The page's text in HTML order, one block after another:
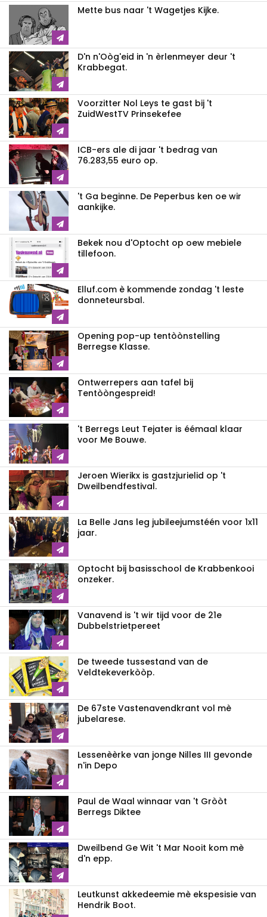
Mette bus naar 't Wagetjes Kijke.
D'n n'Oòg'eid in 'n èrlenmeyer deur 't
Krabbegat.
Voorzitter Nol Leys te gast bij 't
ZuidWestTV Prinsekefee
ICB-ers ale di jaar 't bedrag van
76.283,55 euro op.
't Ga beginne. De Peperbus ken oe wir
aankijke.
Bekek nou d'Optocht op oew mebiele
tillefoon.
Elluf.com è kommende zondag 't leste
donneteursbal.
Opening pop-up tentòònstelling
Berregse Klasse.
Ontwerrepers aan tafel bij
Tentòòngespreid!
't Berregs Leut Tejater is éémaal klaar
voor Me Bouwe.
Jeroen Wierikx is gastzjurielid op 't
Dweilbendfestival.
La Belle Jans leg jubileejumstéén voor 1x11
jaar.
Optocht bij basisschool de Krabbenkooi
onzeker.
Vanavend is 't wir tijd voor de 21e
Dubbelstrietpereet
De tweede tussestand van de
Veldtekeverkòòp.
De 67ste Vastenavendkrant vol mè
jubelarese.
Lessenèèrke van jonge Nilles III gevonde
n'in Depo
Paul de Waal winnaar van 't Gròòt
Berregs Diktee
Dweilbend Ge Wit 't Mar Nooit kom mè
d'n epp.
Leutkunst akkedeemie mè ekspesisie van
Hendrik Boot.